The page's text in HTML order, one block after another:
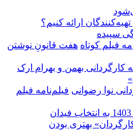
ارائه کنیم؟
سپیده
هفت قانونِ نوشتن
فیلم‌نامه فیلم